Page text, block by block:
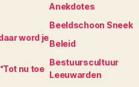
word je
nu toe
Anekdotes
Beeldschoon Sneek
Beleid
Bestuurscultuur
Leeuwarden